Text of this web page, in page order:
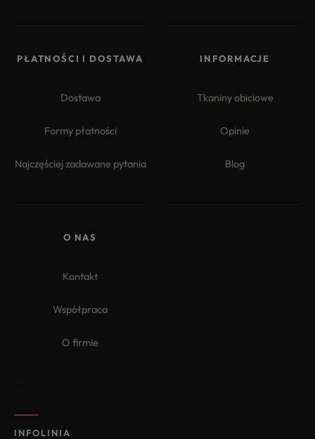
PŁATNOŚCI I DOSTAWA
Dostawa
Formy płatności
Najczęściej zadawane pytania
INFORMACJE
Tkaniny obiciowe
Opinie
Blog
O NAS
Kontakt
Współpraca
O firmie
INFOLINIA